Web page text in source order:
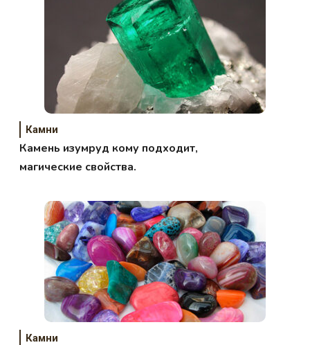
Камни
Камень изумруд кому подходит,
магические свойства.
Камни